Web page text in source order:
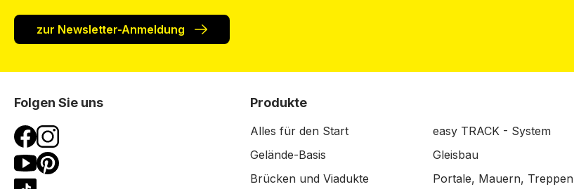
zur Newsletter-Anmeldung
Folgen Sie uns Produkte
Alles für den Start
easy TRACK - System
Gelände-Basis
Gleisbau
Brücken und Viadukte
Portale, Mauern, Treppen